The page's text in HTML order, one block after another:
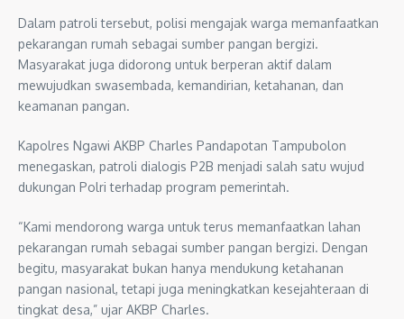
Dalam patroli tersebut, polisi mengajak warga memanfaatkan
pekarangan rumah sebagai sumber pangan bergizi.
Masyarakat juga didorong untuk berperan aktif dalam
mewujudkan swasembada, kemandirian, ketahanan, dan
keamanan pangan.
Kapolres Ngawi AKBP Charles Pandapotan Tampubolon
menegaskan, patroli dialogis P2B menjadi salah satu wujud
dukungan Polri terhadap program pemerintah.
“Kami mendorong warga untuk terus memanfaatkan lahan
pekarangan rumah sebagai sumber pangan bergizi. Dengan
begitu, masyarakat bukan hanya mendukung ketahanan
pangan nasional, tetapi juga meningkatkan kesejahteraan di
tingkat desa,” ujar AKBP Charles.